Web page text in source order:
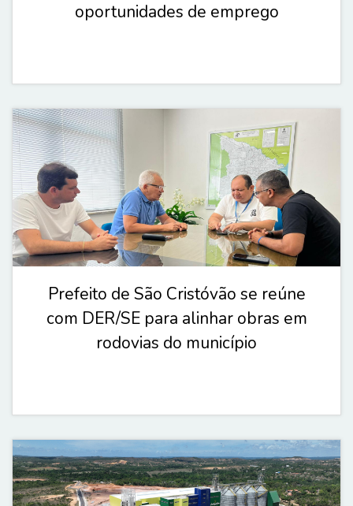
oportunidades de emprego
Prefeito de São Cristóvão se reúne
com DER/SE para alinhar obras em
rodovias do município